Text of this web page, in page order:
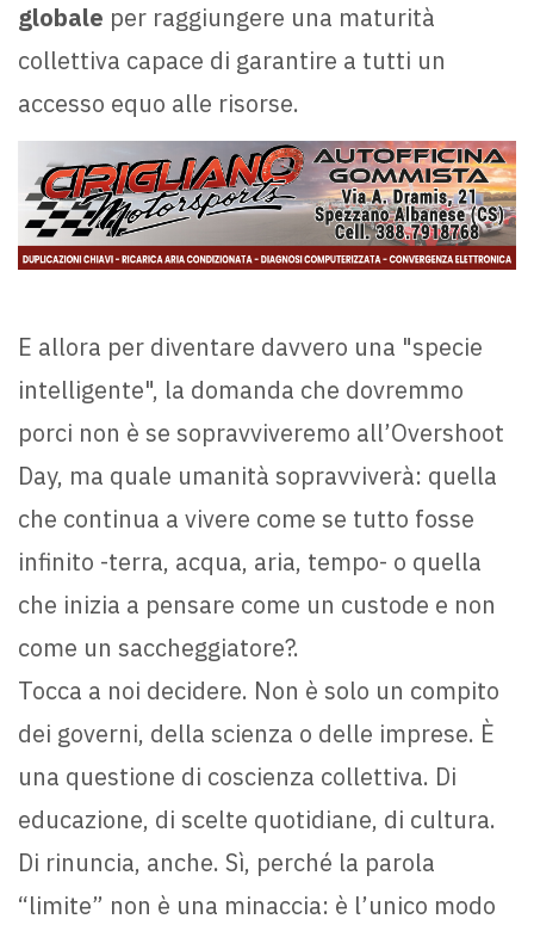
globale per raggiungere una maturità
collettiva capace di garantire a tutti un
accesso equo alle risorse.
E allora per diventare davvero una "specie
intelligente", la domanda che dovremmo
porci non è se sopravviveremo all’Overshoot
Day, ma quale umanità sopravviverà: quella
che continua a vivere come se tutto fosse
infinito -terra, acqua, aria, tempo- o quella
che inizia a pensare come un custode e non
come un saccheggiatore?.
Tocca a noi decidere. Non è solo un compito
dei governi, della scienza o delle imprese. È
una questione di coscienza collettiva. Di
educazione, di scelte quotidiane, di cultura.
Di rinuncia, anche. Sì, perché la parola
“limite” non è una minaccia: è l’unico modo